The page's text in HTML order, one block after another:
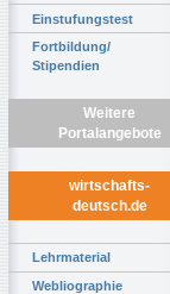
Einstufungstest
Fortbildung/
Stipendien
Weitere
Portalangebote
wirtschafts-
deutsch.de
Lehrmaterial
Webliographie